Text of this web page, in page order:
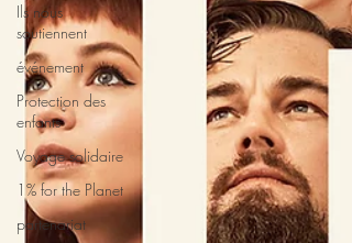
Ils nous
soutiennent
événement
Protection des
enfants
Voyage solidaire
1% for the Planet
partenariat